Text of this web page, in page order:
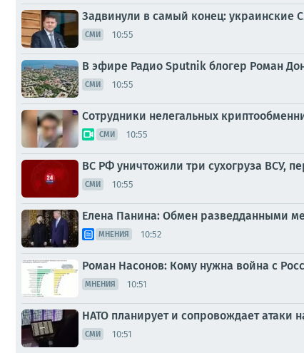
Задвинули в самый конец:
СМИ 10:55
В эфире Радио Sputnik блогер Роман
СМИ 10:55
Сотрудники нелегальных
СМИ 10:55
ВС РФ уничтожили три сухогруза ВСУ,
СМИ 10:55
Елена Панина: Обмен разведданными
МНЕНИЯ 10:52
Роман Насонов: Кому нужна война с
МНЕНИЯ 10:51
НАТО планирует и сопровождает атаки
СМИ 10:51